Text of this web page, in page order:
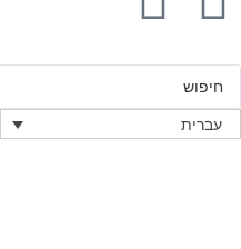
עברית